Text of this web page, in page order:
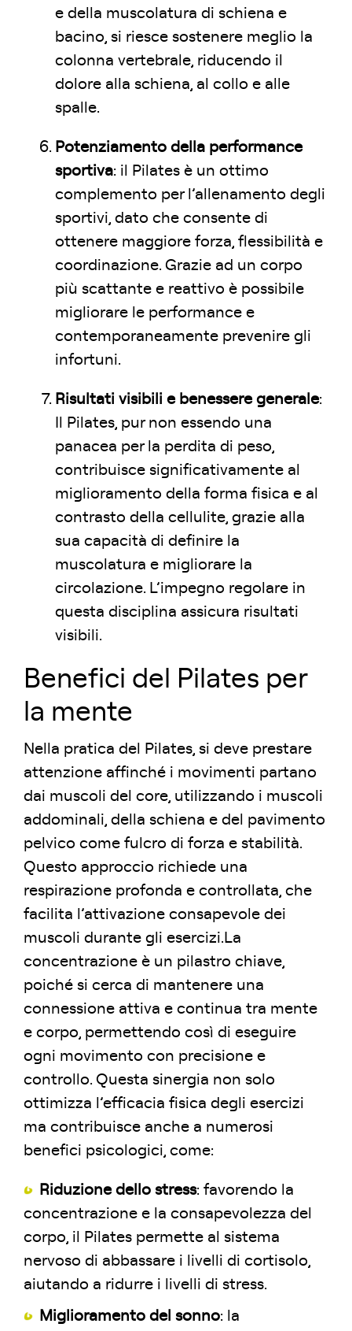
e della muscolatura di schiena e
bacino, si riesce sostenere meglio la
colonna vertebrale, riducendo il
dolore alla schiena, al collo e alle
spalle.
Potenziamento della performance
sportiva: il Pilates è un ottimo
complemento per l’allenamento degli
sportivi, dato che consente di
ottenere maggiore forza, flessibilità e
coordinazione. Grazie ad un corpo
più scattante e reattivo è possibile
migliorare le performance e
contemporaneamente prevenire gli
infortuni.
Risultati visibili e benessere generale:
Il Pilates, pur non essendo una
panacea per la perdita di peso,
contribuisce significativamente al
miglioramento della forma fisica e al
contrasto della cellulite, grazie alla
sua capacità di definire la
muscolatura e migliorare la
circolazione. L’impegno regolare in
questa disciplina assicura risultati
visibili.
Benefici del Pilates per
la mente
Nella pratica del Pilates, si deve prestare
attenzione affinché i movimenti partano
dai muscoli del core, utilizzando i muscoli
addominali, della schiena e del pavimento
pelvico come fulcro di forza e stabilità.
Questo approccio richiede una
respirazione profonda e controllata, che
facilita l’attivazione consapevole dei
muscoli durante gli esercizi.La
concentrazione è un pilastro chiave,
poiché si cerca di mantenere una
connessione attiva e continua tra mente
e corpo, permettendo così di eseguire
ogni movimento con precisione e
controllo. Questa sinergia non solo
ottimizza l’efficacia fisica degli esercizi
ma contribuisce anche a numerosi
benefici psicologici, come:
Riduzione dello stress: favorendo la
concentrazione e la consapevolezza del
corpo, il Pilates permette al sistema
nervoso di abbassare i livelli di cortisolo,
aiutando a ridurre i livelli di stress.
Miglioramento del sonno: la